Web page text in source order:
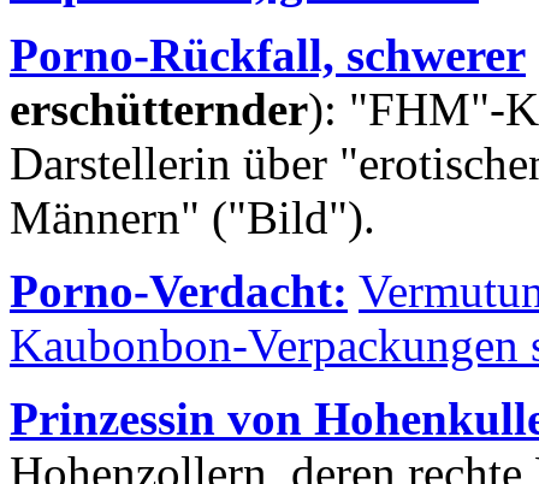
Porno-Rückfall, schwerer
erschütternder): "FHM"-
Darstellerin über
Männern" ("Bild").
Porno-Verdacht:
Kaubonbon-
Prinzessin von
Hohenzollern, deren